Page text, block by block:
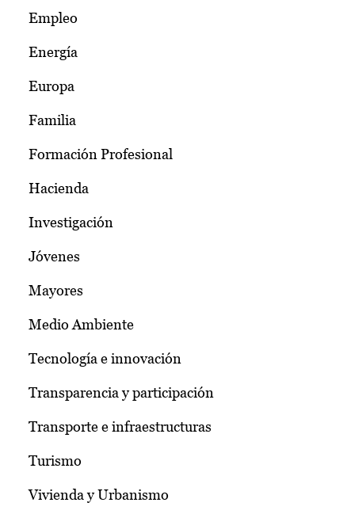
Empleo
Energía
Europa
Familia
Formación Profesional
Hacienda
Investigación
Jóvenes
Mayores
Medio Ambiente
Tecnología e innovación
Transparencia y participación
Transporte e infraestructuras
Turismo
Vivienda y Urbanismo